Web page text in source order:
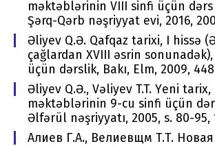
məktəblərinin VIII sinfi üçün dərs
Şərq-Qərb nəşriyyat evi, 2016,
Əliyev Q.Ə. Qafqaz tarixi, I hissə
çağlardan XVIII əsrin
üçün dərslik, Bakı, Еlm, 2009,
Əliyev Q.Ə., Vəliyev T.T. Yеni
məktəblərinin 9-cu sinfi üçün
Əlfərül nəşriyyatı, 2005, s. 80-95,
Алиев Г.А., Bелиевщм Т.Т.